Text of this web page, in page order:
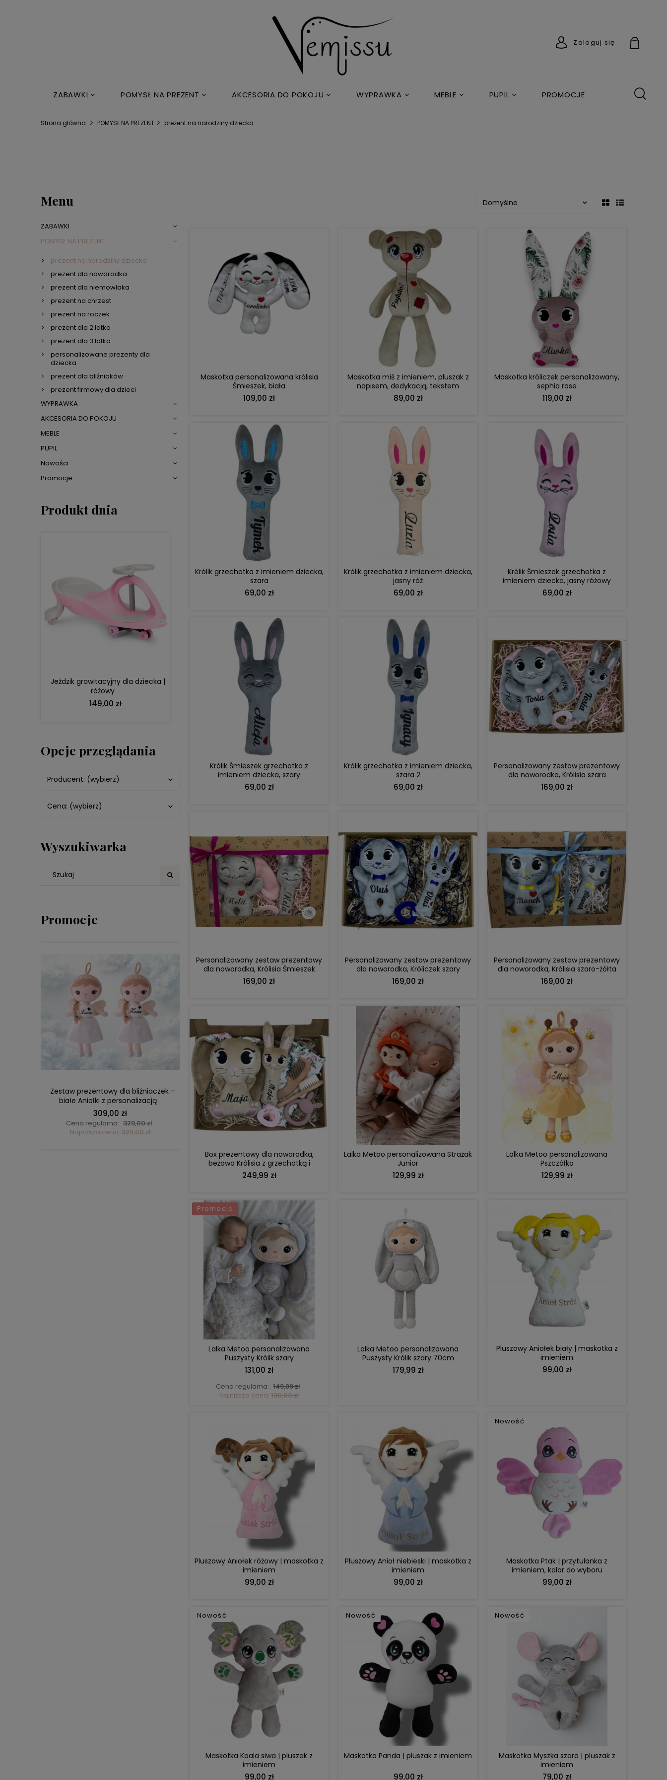
Zaloguj się
ZABAWKI POMYSŁ NA PREZENT AKCESORIA DO POKOJU WYPRAWKA MEBLE PUPIL PROMOCJE
NOWOŚCI ŁÓŻKO DZIECIĘCE
Strona główna POMYSŁ NA PREZENT prezent na narodziny dziecka
Menu
ZABAWKI
POMYSŁ NA PREZENT
prezent na narodziny dziecka
prezent dla noworodka
prezent dla niemowlaka
prezent na chrzest
prezent na roczek
prezent dla 2 latka
prezent dla 3 latka
personalizowane prezenty dla
dziecka
prezent dla bliźniaków
prezent firmowy dla dzieci
WYPRAWKA
AKCESORIA DO POKOJU
MEBLE
PUPIL
Nowości
Promocje
Produkt dnia
Jeździk grawitacyjny dla dziecka |
różowy
149,00 zł
DO KOSZYKA
Opcje przeglądania
Producent: (wybierz)
Cena: (wybierz)
Wyszukiwarka
Promocje
Zestaw prezentowy dla bliźniaczek –
białe Aniołki z personalizacją
309,00 zł
Cena regularna: 329,00 zł
Najniższa cena: 329,00 zł
DO KOSZYKA
Lalka Metoo personalizowana Puszysty
Królik szałwiowy
131,00 zł
Cena regularna: 149,99 zł
Najniższa cena:130,00 zł
DO KOSZYKA
Duży personalizowany piesek pluszowy
Maltańczyk z imieniem | prezent dla
dziecka
139,00 zł
Cena regularna: 154,99 zł
Najniższa cena:154,99 zł
DO KOSZYKA
Lalka Metoo personalizowana Puchata
pudrowo-różowa Królisia z kokardką
130,00 zł
Cena regularna:
Najniższa cena:132,00 zł
DO KOSZYKA
Maskotka personalizowana królisia
Śmieszek, biała
109,00 zł
DO KOSZYKA
Maskotka miś z imieniem, pluszak z
napisem, dedykacją, tekstem
89,00 zł
DO KOSZYKA
Maskotka króliczek personalizowany,
sephia rose
119,00 zł
DO KOSZYKA
Królik grzechotka z imieniem dziecka,
szara
69,00 zł
DO KOSZYKA
Królik grzechotka z imieniem dziecka,
jasny róż
69,00 zł
DO KOSZYKA
Królik Śmieszek grzechotka z
imieniem dziecka, jasny różowy
69,00 zł
DO KOSZYKA
Królik Śmieszek grzechotka z
imieniem dziecka, szary
69,00 zł
DO KOSZYKA
Królik grzechotka z imieniem dziecka,
szara 2
69,00 zł
DO KOSZYKA
Personalizowany zestaw prezentowy
dla noworodka, Królisia szara
169,00 zł
DO KOSZYKA
Personalizowany zestaw prezentowy
dla noworodka, Królisia Śmieszek
szara
169,00 zł
DO KOSZYKA
Personalizowany zestaw prezentowy
dla noworodka, Króliczek szary
169,00 zł
DO KOSZYKA
Personalizowany zestaw prezentowy
dla noworodka, Królisia szaro-żółta
169,00 zł
DO KOSZYKA
Box prezentowy dla noworodka,
beżowa Królisia z grzechotką i
akcesoriami
249,99 zł
DO KOSZYKA
Lalka Metoo personalizowana Strażak
Junior
129,99 zł
DO KOSZYKA
Lalka Metoo personalizowana
Pszczółka
129,99 zł
DO KOSZYKA
Lalka Metoo personalizowana
Puszysty Królik szary
131,00 zł
Cena regularna: 149,99 zł
Najniższa cena: 130,00 zł
DO KOSZYKA
Promocja
Lalka Metoo personalizowana
Puszysty Królik szary 70cm
179,99 zł
Pluszowy Aniołek biały | maskotka z
imieniem
99,00 zł
DO KOSZYKA
Pluszowy Aniołek różowy | maskotka z
imieniem
99,00 zł
DO KOSZYKA
Pluszowy Anioł niebieski | maskotka z
imieniem
99,00 zł
DO KOSZYKA
Maskotka Ptak | przytulanka z
imieniem, kolor do wyboru
99,00 zł
DO KOSZYKA
Nowość
Maskotka Koala siwa | pluszak z
imieniem
99,00 zł
DO KOSZYKA
Nowość
Maskotka Panda | pluszak z imieniem
99,00 zł
DO KOSZYKA
Nowość
Maskotka Myszka szara | pluszak z
imieniem
79,00 zł
DO KOSZYKA
Nowość